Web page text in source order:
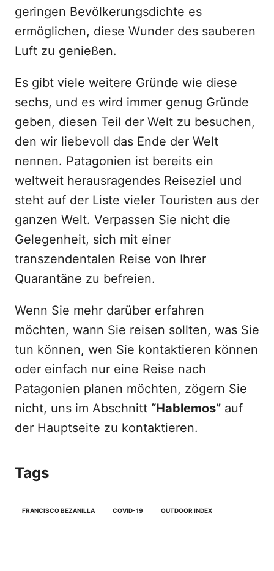
geringen Bevölkerungsdichte es
ermöglichen, diese Wunder des sauberen
Luft zu genießen.
Es gibt viele weitere Gründe wie diese
sechs, und es wird immer genug Gründe
geben, diesen Teil der Welt zu besuchen,
den wir liebevoll das Ende der Welt
nennen. Patagonien ist bereits ein
weltweit herausragendes Reiseziel und
steht auf der Liste vieler Touristen aus der
ganzen Welt. Verpassen Sie nicht die
Gelegenheit, sich mit einer
transzendentalen Reise von Ihrer
Quarantäne zu befreien.
Wenn Sie mehr darüber erfahren
möchten, wann Sie reisen sollten, was Sie
tun können, wen Sie kontaktieren können
oder einfach nur eine Reise nach
Patagonien planen möchten, zögern Sie
nicht, uns im Abschnitt “Hablemos” auf
der Hauptseite zu kontaktieren.
Tags
FRANCISCO BEZANILLA COVID-19 OUTDOOR INDEX